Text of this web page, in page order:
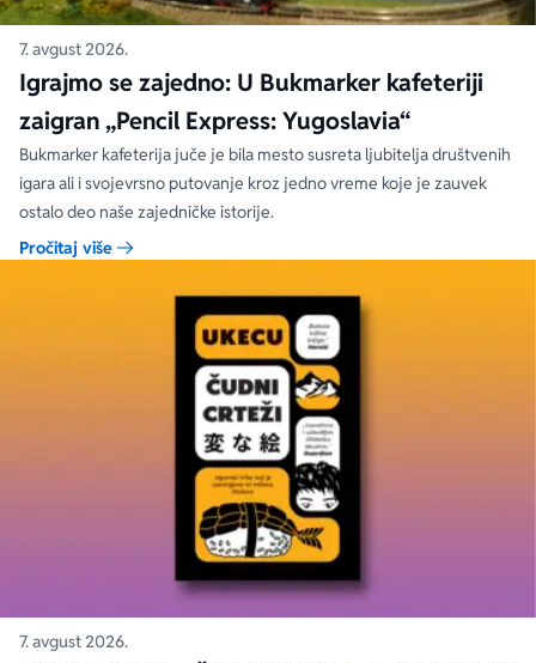
7. avgust 2026.
Igrajmo se zajedno: U Bukmarker kafeteriji
zaigran „Pencil Express: Yugoslavia“
Bukmarker kafeterija juče je bila mesto susreta ljubitelja društvenih
igara ali i svojevrsno putovanje kroz jedno vreme koje je zauvek
ostalo deo naše zajedničke istorije.
Pročitaj više
7. avgust 2026.